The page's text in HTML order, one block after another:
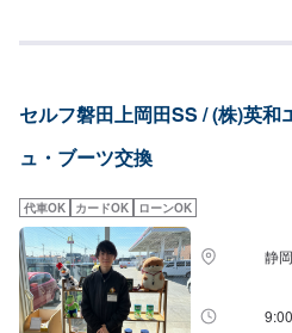
セルフ磐田上岡田SS / (株)英和
ュ・ブーツ交換
代車OK カードOK ローンOK
静